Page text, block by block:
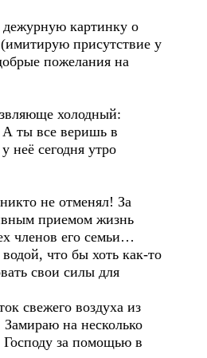
картинку о
присутствие у
пожелания на
холодный:
А ты все веришь в
неё сегодня утро
не отменял! За
приемом жизнь
членов его семьи…
что бы хоть как-то
свои силы для
свежего воздуха из
на несколько
Господу за помощью в